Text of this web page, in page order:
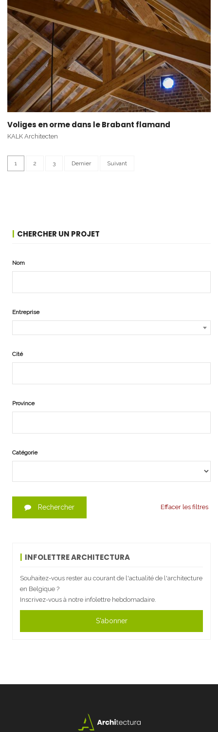
Voliges en orme dans le Brabant flamand
KALK Architecten
1 2 3 Dernier Suivant
CHERCHER UN PROJET
Nom
Entreprise
Cité
Province
Catégorie
Rechercher Effacer les filtres
INFOLETTRE ARCHITECTURA
Souhaitez-vous rester au courant de l'actualité de l'architecture
en Belgique ?
Inscrivez-vous à notre infolettre hebdomadaire.
S'abonner